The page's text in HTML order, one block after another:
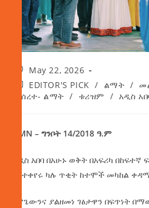
May 22, 2026
EDITOR'S PICK / ልማት /
መሰረተ- ልማት / ቱሪዝም / አዲስ
AMN – ግንቦት 14/2018 ዓ.ም
አዲስ አበባ በአሁኑ ወቅት በአፍሪካ
እየተቀየሩ ካሉ ጥቂት ከተሞች መካከል
አሮጌውንና ያልዘመነ ገፅታዋን በፍጥነት